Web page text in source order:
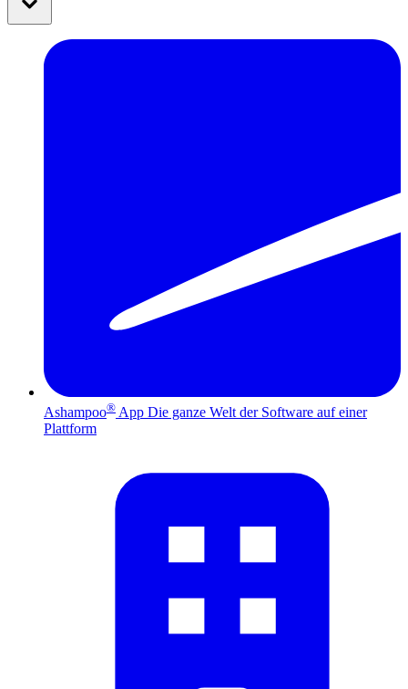
Ashampoo® App Die ganze Welt der Software auf einer
Plattform